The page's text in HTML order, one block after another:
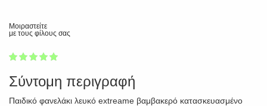
Μοιραστείτε
με τους φίλους σας
1
2
3
4
5
Σύντομη περιγραφή
Παιδικό φανελάκι λευκό extreame βαμβακερό κατασκευασμένο